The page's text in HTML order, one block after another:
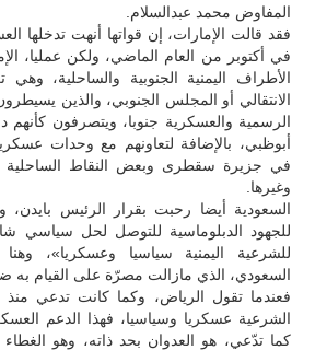
المفاوض محمد عبدالسلام.
فقد قالت الإمارات، إن قواتها أنهت تدخلها
في أكتوبر من العام الماضي، ولكن عمليا،
الأطراف اليمنية الجنوبية والساحلية،
الانتقالي أو المجلس الجنوبي، والذين
الرسمية والعسكرية جنوبا، ويتصرفون كأنهم
أبوظبي، بالإضافة لتعاونهم مع وحدات
في جزيرة سقطرى وبعض النقاط الساحلية
وغيرها.
السعودية أيضا رحبت بقرار الرئيس بايدن،
للجهود الدبلوماسية للتوصل لحل سياسي
للشرعية اليمنية سياسيا وعسكريا»،
السعودي، الذي مازالت مصرّة على القيام به
فعندما تقول الرياض، وكما كانت تدعي منذ
الشرعية عسكريا وسياسيا، فهذا الدعم
كما تدّعي، هو العدوان بحد ذاته، وهو